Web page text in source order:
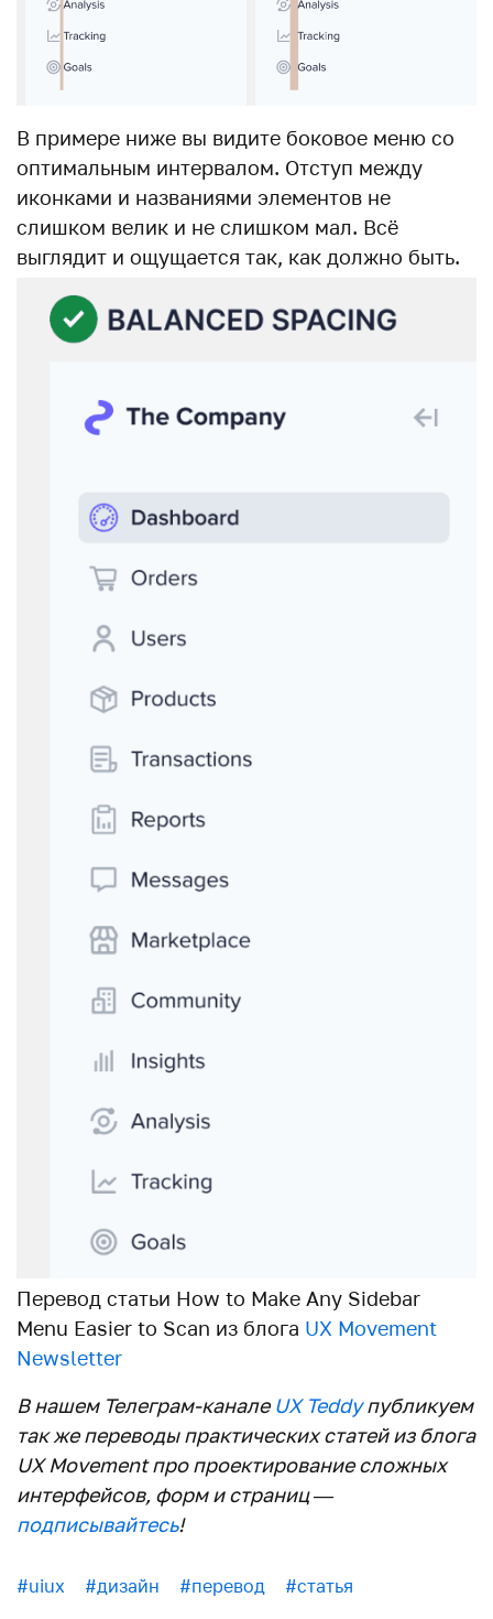
В примере ниже вы видите боковое меню со
оптимальным интервалом. Отступ между
иконками и названиями элементов не
слишком велик и не слишком мал. Всё
выглядит и ощущается так, как должно быть.
Перевод статьи How to Make Any Sidebar
Menu Easier to Scan из блога UX Movement
Newsletter
В нашем Телеграм-каналеUX Teddyпубликуем
так же переводы практических статей из блога
UX Movement про проектирование сложных
интерфейсов, форм и страниц —
подписывайтесь!
#uiux #дизайн #перевод #статья